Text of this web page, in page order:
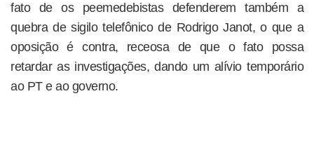
fato de os peemedebistas defenderem também a
quebra de sigilo telefônico de Rodrigo Janot, o que a
oposição é contra, receosa de que o fato possa
retardar as investigações, dando um alívio temporário
ao PT e ao governo.